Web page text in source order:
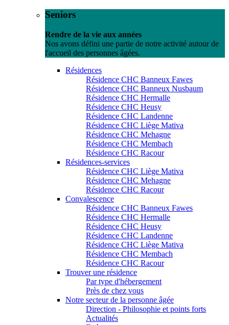
Seniors
Rendre de la vie aux années
Nos avons défini une partie de notre activité autour de
l'accueil des personnes âgées.
Résidences
Résidence CHC Banneux Fawes
Résidence CHC Banneux Nusbaum
Résidence CHC Hermalle
Résidence CHC Heusy
Résidence CHC Landenne
Résidence CHC Liège Mativa
Résidence CHC Mehagne
Résidence CHC Membach
Résidence CHC Racour
Résidences-services
Résidence CHC Liège Mativa
Résidence CHC Mehagne
Résidence CHC Racour
Convalescence
Résidence CHC Banneux Fawes
Résidence CHC Hermalle
Résidence CHC Heusy
Résidence CHC Landenne
Résidence CHC Liège Mativa
Résidence CHC Membach
Résidence CHC Racour
Trouver une résidence
Par type d'hébergement
Près de chez vous
Notre secteur de la personne âgée
Direction - Philosophie et points forts
Actualités